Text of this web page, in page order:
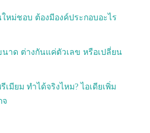
หม่ชอบ ต้องมีองค์ประกอบอะไร
าด ต่างกันแค่ตัวเลข หรือเปลี่ยน
มียม ทำได้จริงไหม? ไอเดียเพิ่ม
จ